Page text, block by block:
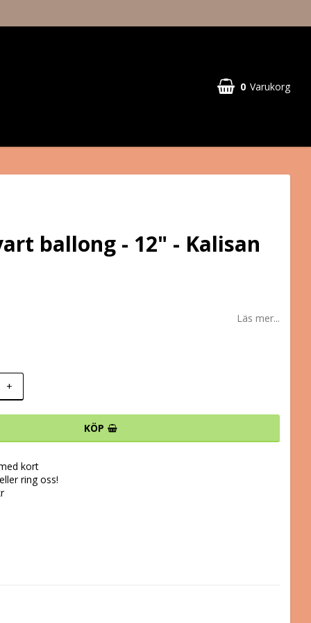
0 Varukorg
ballong - 12" - Kalisan
Läs mer...
+
KÖP
kort
ring oss!